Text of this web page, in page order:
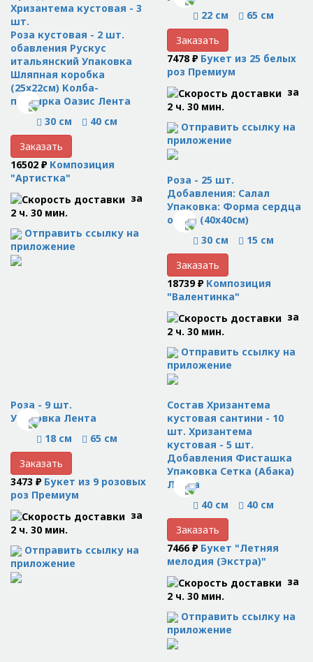
Хризантема кустовая - 3
шт.
Роза кустовая - 2 шт.
обавления Рускус
итальянский Упаковка
Шляпная коробка
(25x22см) Колба-
пробирка Оазис Лента
30 см
40 см
Заказать
16502 ₽ Композиция
"Артистка"
за
2 ч. 30 мин.
Отправить ссылку на
приложение
22 см
65 см
Заказать
7478 ₽ Букет из 25 белых
роз Премиум
за
2 ч. 30 мин.
Отправить ссылку на
приложение
Роза - 25 шт.
Добавления: Салал
Упаковка: Форма сердца
оазис (40x40см)
30 см
15 см
Заказать
18739 ₽ Композиция
"Валентинка"
за
2 ч. 30 мин.
Отправить ссылку на
приложение
Роза - 9 шт.
Упаковка Лента
18 см
65 см
Заказать
3473 ₽ Букет из 9 розовых
роз Премиум
за
2 ч. 30 мин.
Отправить ссылку на
приложение
Состав Хризантема
кустовая сантини - 10
шт. Хризантема
кустовая - 5 шт.
Добавления Фисташка
Упаковка Сетка (Абака)
Лента
40 см
40 см
Заказать
7466 ₽ Букет "Летняя
мелодия (Экстра)"
за
2 ч. 30 мин.
Отправить ссылку на
приложение